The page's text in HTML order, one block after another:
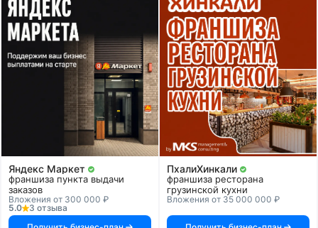
Яндекс Маркет
франшиза пункта выдачи
заказов
Вложения от 300 000 ₽
5.0
3 отзыва
ПхалиХинкали
франшиза ресторана
грузинской кухни
Вложения от 35 000 000 ₽